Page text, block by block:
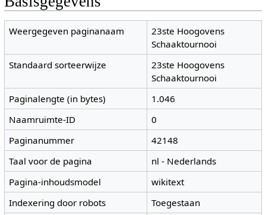
Weergegeven paginanaam
23ste Hoogovens
Schaaktournooi
Standaard sorteerwijze
23ste Hoogovens
Schaaktournooi
Paginalengte (in bytes)
1.046
Naamruimte-ID
0
Paginanummer
42148
Taal voor de pagina
nl - Nederlands
Pagina-inhoudsmodel
wikitext
Indexering door robots
Toegestaan